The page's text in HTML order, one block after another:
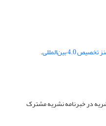
4.0 بین‌المللی .
در خبرنامه نشریه مشترک